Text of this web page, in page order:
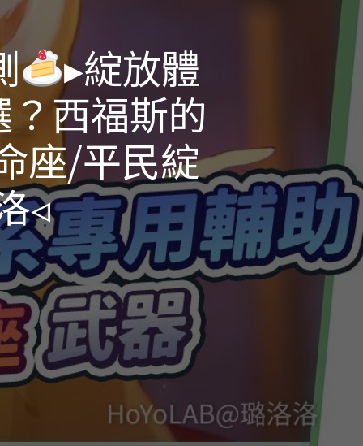
▸綻放體
西福斯的
座/平民綻
◃